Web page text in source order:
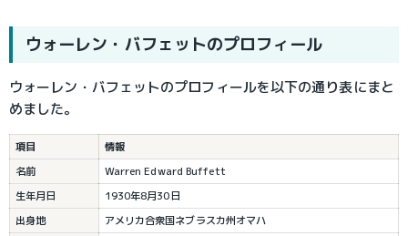
ウォーレン・バフェットのプロフィール
ウォーレン・バフェットのプロフィールを以下の通り表にまと
めました。
項目
情報
名前
Warren Edward Buffett
生年月日
1930年8月30日
出身地
アメリカ合衆国ネブラスカ州オマハ